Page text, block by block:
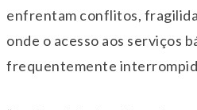
enfrentam conflitos,
onde o acesso aos serviços
frequentemente